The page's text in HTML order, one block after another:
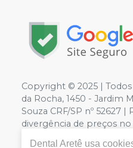
Copyright © 2025 | Todos
da Rocha, 1450 - Jardim
Souza CRF/SP nº 52627
divergência de preços
Dental Aretê usa